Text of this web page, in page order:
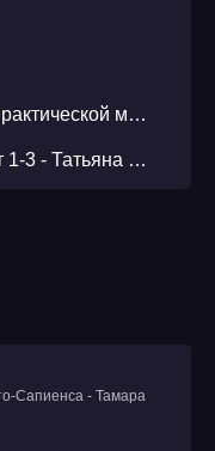
Маг с изъяном 3. Вопросы практической магии
Эльфы до добра не доводят 1-3 - Татьяна Андрианова
Сапиенса - Тамара